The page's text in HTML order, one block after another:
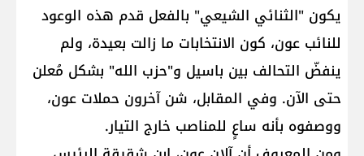
يكون "الثنائي الشيعي" بالفعل قدم هذه الوعود
للنائب عون، كون الانتخابات ما زالت بعيدة، ولم
ينفضّ التحالف بين باسيل و"حزب الله" بشكل مُعلن
حتى الآن. وفي المقابل، شن آخرون حملات عون،
ووصفوه بأنه ساعٍ للمناصب خارج التيار.